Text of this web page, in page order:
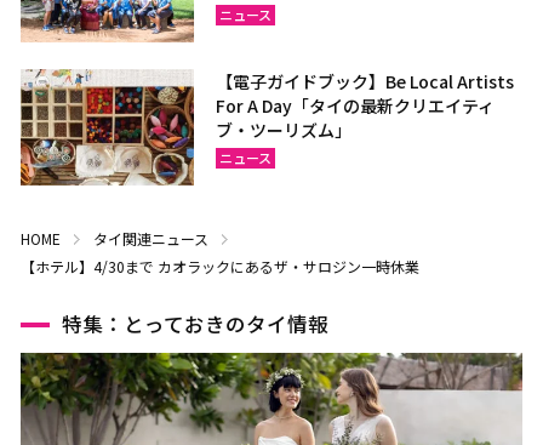
ニュース
【電子ガイドブック】Be Local Artists
For A Day「タイの最新クリエイティ
ブ・ツーリズム」
ニュース
HOME
タイ関連ニュース
【ホテル】4/30まで カオラックにあるザ・サロジン一時休業
特集：とっておきのタイ情報